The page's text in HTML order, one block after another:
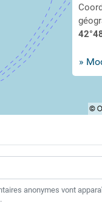
»
anonymes vont